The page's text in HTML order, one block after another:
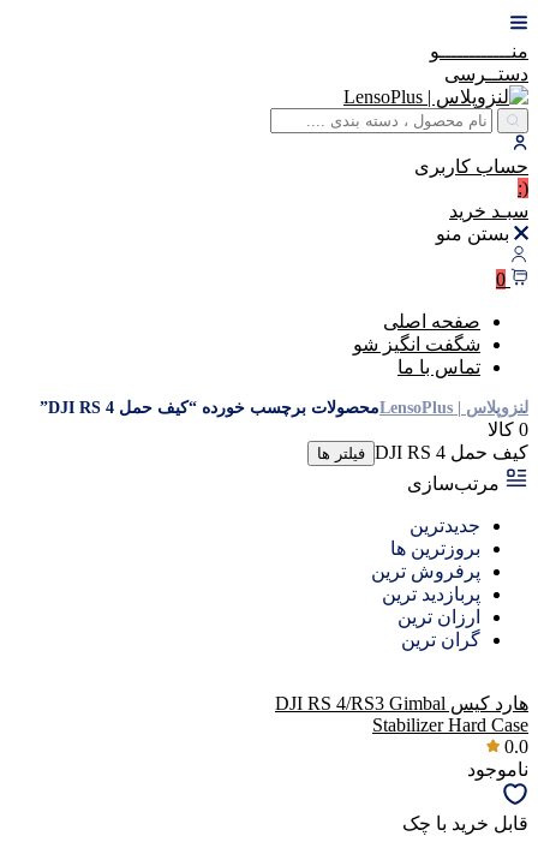
منــــــــــــو
دستــرسی
حساب کاربری
(:
سبـد خرید
بستن منو
0
صفحه اصلی
شگفت انگیز شو
تماس با ما
لنزوپلاس | LensoPlus محصولات برچسب خورده “کیف حمل DJI RS 4”
0 کالا
کیف حمل DJI RS 4
فیلتر ها
مرتب‌سازی
جدیدترین
بروزترین ها
پرفروش ترین
پربازدید ترین
ارزان ترین
گران ترین
هارد کیس DJI RS 4/RS3 Gimbal
Stabilizer Hard Case
0.0
ناموجود
قابل خرید با چک